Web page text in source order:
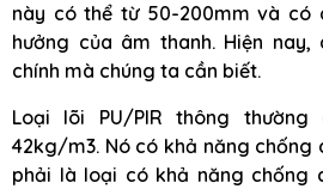
này có thể từ 50-200mm và có
hưởng của âm thanh. Hiện nay,
chính mà chúng ta cần biết.
Loại lõi PU/PIR thông
42kg/m3. Nó có khả năng chống
phải là loại có khả năng chống